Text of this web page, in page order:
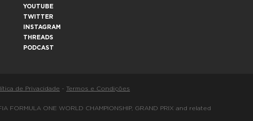
YOUTUBE
TWITTER
INSTAGRAM
THREADS
PODCAST
de Privacidade - Termos e Condições
ONE WORLD CHAMPIONSHIP, GRAND PRIX and related